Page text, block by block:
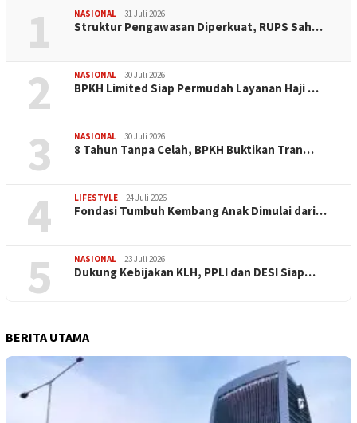
1 NASIONAL 31 Juli 2026
​Struktur Pengawasan Diperkuat, RUPS Sah…
2 NASIONAL 30 Juli 2026
BPKH Limited Siap Permudah Layanan Haji …
3 NASIONAL 30 Juli 2026
​8 Tahun Tanpa Celah, BPKH Buktikan Tran…
4 LIFESTYLE 24 Juli 2026
Fondasi Tumbuh Kembang Anak Dimulai dari…
5 NASIONAL 23 Juli 2026
Dukung Kebijakan KLH, PPLI dan DESI Siap…
BERITA UTAMA